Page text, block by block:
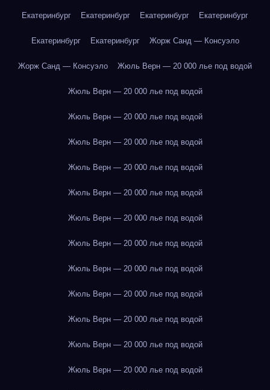
Екатеринбург Екатеринбург Екатеринбург Екатеринбург
Екатеринбург Екатеринбург Жорж Санд — Консуэло
Жорж Санд — Консуэло Жюль Верн — 20 000 лье под водой
Жюль Верн — 20 000 лье под водой
Жюль Верн — 20 000 лье под водой
Жюль Верн — 20 000 лье под водой
Жюль Верн — 20 000 лье под водой
Жюль Верн — 20 000 лье под водой
Жюль Верн — 20 000 лье под водой
Жюль Верн — 20 000 лье под водой
Жюль Верн — 20 000 лье под водой
Жюль Верн — 20 000 лье под водой
Жюль Верн — 20 000 лье под водой
Жюль Верн — 20 000 лье под водой
Жюль Верн — 20 000 лье под водой